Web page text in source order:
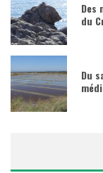
Des
du
Du